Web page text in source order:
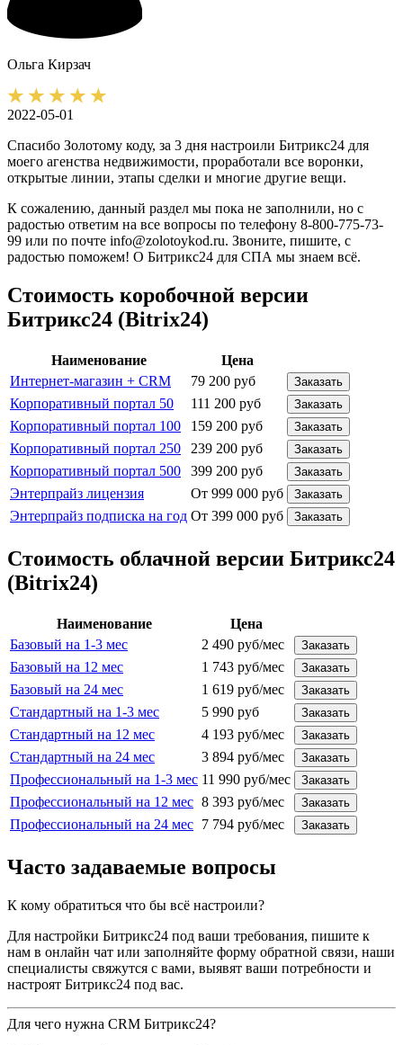
Ольга Кирзач
2022-05-01
Спасибо Золотому коду, за 3 дня настроили Битрикс24 для
моего агенства недвижимости, проработали все воронки,
открытые линии, этапы сделки и многие другие вещи.
К сожалению, данный раздел мы пока не заполнили, но с
радостью ответим на все вопросы по телефону 8-800-775-73-
99 или по почте info@zolotoykod.ru. Звоните, пишите, с
радостью поможем! О Битрикс24 для СПА мы знаем всё.
Стоимость коробочной версии
Битрикс24 (Bitrix24)
Наименование
Цена
Интернет-магазин + CRM
79 200 руб Заказать
Корпоративный портал 50 111 200 руб Заказать
Корпоративный портал 100 159 200 руб Заказать
Корпоративный портал 250 239 200 руб Заказать
Корпоративный портал 500 399 200 руб Заказать
Энтерпрайз лицензия От 999 000 руб Заказать
Энтерпрайз подписка на год От 399 000 руб Заказать
Стоимость облачной версии Битрикс24
(Bitrix24)
Наименование
Цена
Базовый на 1-3 мес
2 490 руб/мес Заказать
Базовый на 12 мес 1 743 руб/мес Заказать
Базовый на 24 мес 1 619 руб/мес Заказать
Стандартный на 1-3 мес 5 990 руб Заказать
Стандартный на 12 мес 4 193 руб/мес Заказать
Стандартный на 24 мес 3 894 руб/мес Заказать
Профессиональный на 1-3 мес 11 990 руб/мес Заказать
Профессиональный на 12 мес 8 393 руб/мес Заказать
Профессиональный на 24 мес 7 794 руб/мес Заказать
Часто задаваемые вопросы
К кому обратиться что бы всё настроили?
Для настройки Битрикс24 под ваши требования, пишите к
нам в онлайн чат или заполняйте форму обратной связи, наши
специалисты свяжутся с вами, выявят ваши потребности и
настроят Битрикс24 под вас.
Для чего нужна CRM Битрикс24?